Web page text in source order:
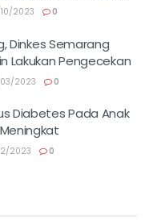
2023 0
Dinkes Semarang
Lakukan Pengecekan
2023 0
Diabetes Pada Anak
2023 0